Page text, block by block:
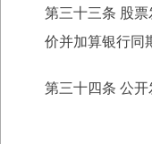
第三十三条 股
价并加算银行同
第三十四条 公